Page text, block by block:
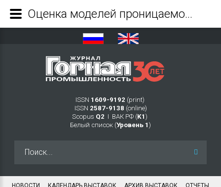
ISSN 1609-9192 (print)
ISSN 2587-9138 (online)
Scopus Q2 Ι ВАК РФ (K1 )
Белый список (Уровень 1 )
НОВОСТИ КАЛЕНДАРЬ ВЫСТАВОК АРХИВ ВЫСТАВОК ОТЧЕТЫ
Оценка моделей проницаемости углепородного массива с учётом напряженно-деформированного состояния - Журнал Горная промышленность